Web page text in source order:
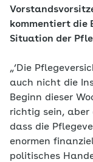
kommentiert
Situation der
„‘Die
auch nicht die
Beginn dieser
richtig sein,
dass die
enormen
politisches